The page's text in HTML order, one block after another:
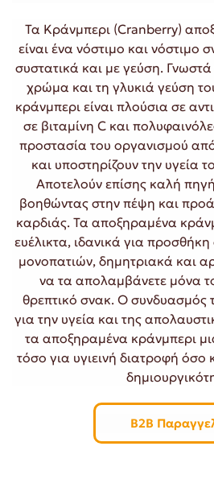
Τα Κράνμπερι (Cranberry)
είναι ένα νόστιμο και νόστιμο
συστατικά και με γεύση.
χρώμα και τη γλυκιά γεύση
κράνμπερι είναι πλούσια σε
σε βιταμίνη C και
προστασία του οργανισμού
και υποστηρίζουν την υγεία
Αποτελούν επίσης καλή πηγή
βοηθώντας στην πέψη και
καρδιάς. Τα αποξηραμένα
ευέλικτα, ιδανικά για
μονοπατιών, δημητριακά και
να τα απολαμβάνετε μόνα
θρεπτικό σνακ. Ο συνδυασμός
για την υγεία και της
τα αποξηραμένα κράνμπερι
τόσο για υγιεινή διατροφή όσο
B2B